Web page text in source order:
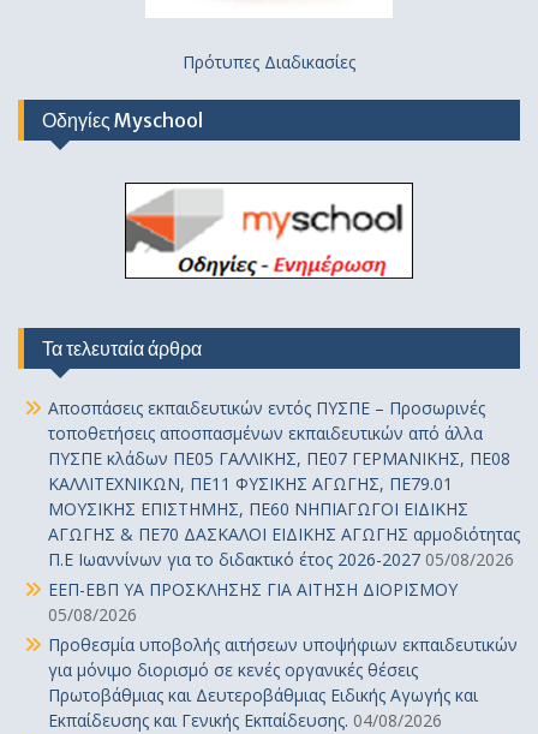
Πρότυπες Διαδικασίες
Οδηγίες Myschool
Τα τελευταία άρθρα
Αποσπάσεις εκπαιδευτικών εντός ΠΥΣΠΕ – Προσωρινές
τοποθετήσεις αποσπασμένων εκπαιδευτικών από άλλα
ΠΥΣΠΕ κλάδων ΠΕ05 ΓΑΛΛΙΚΗΣ, ΠΕ07 ΓΕΡΜΑΝΙΚΗΣ, ΠΕ08
ΚΑΛΛΙΤΕΧΝΙΚΩΝ, ΠΕ11 ΦΥΣΙΚΗΣ ΑΓΩΓΗΣ, ΠΕ79.01
ΜΟΥΣΙΚΗΣ ΕΠΙΣΤΗΜΗΣ, ΠΕ60 ΝΗΠΙΑΓΩΓΟΙ ΕΙΔΙΚΗΣ
ΑΓΩΓΗΣ & ΠΕ70 ΔΑΣΚΑΛΟΙ ΕΙΔΙΚΗΣ ΑΓΩΓΗΣ αρμοδιότητας
Π.Ε Ιωαννίνων για το διδακτικό έτος 2026-2027 05/08/2026
ΕΕΠ-ΕΒΠ ΥΑ ΠΡΟΣΚΛΗΣΗΣ ΓΙΑ ΑΙΤΗΣΗ ΔΙΟΡΙΣΜΟΥ
05/08/2026
Προθεσμία υποβολής αιτήσεων υποψήφιων εκπαιδευτικών
για μόνιμο διορισμό σε κενές οργανικές θέσεις
Πρωτοβάθμιας και Δευτεροβάθμιας Ειδικής Αγωγής και
Εκπαίδευσης και Γενικής Εκπαίδευσης. 04/08/2026